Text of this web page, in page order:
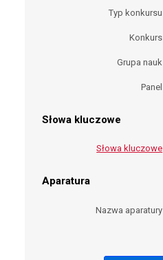
Typ konkursu
Konkurs
Grupa nauk
Panel
Słowa kluczowe
Słowa kluczowe
Aparatura
Nazwa aparatury